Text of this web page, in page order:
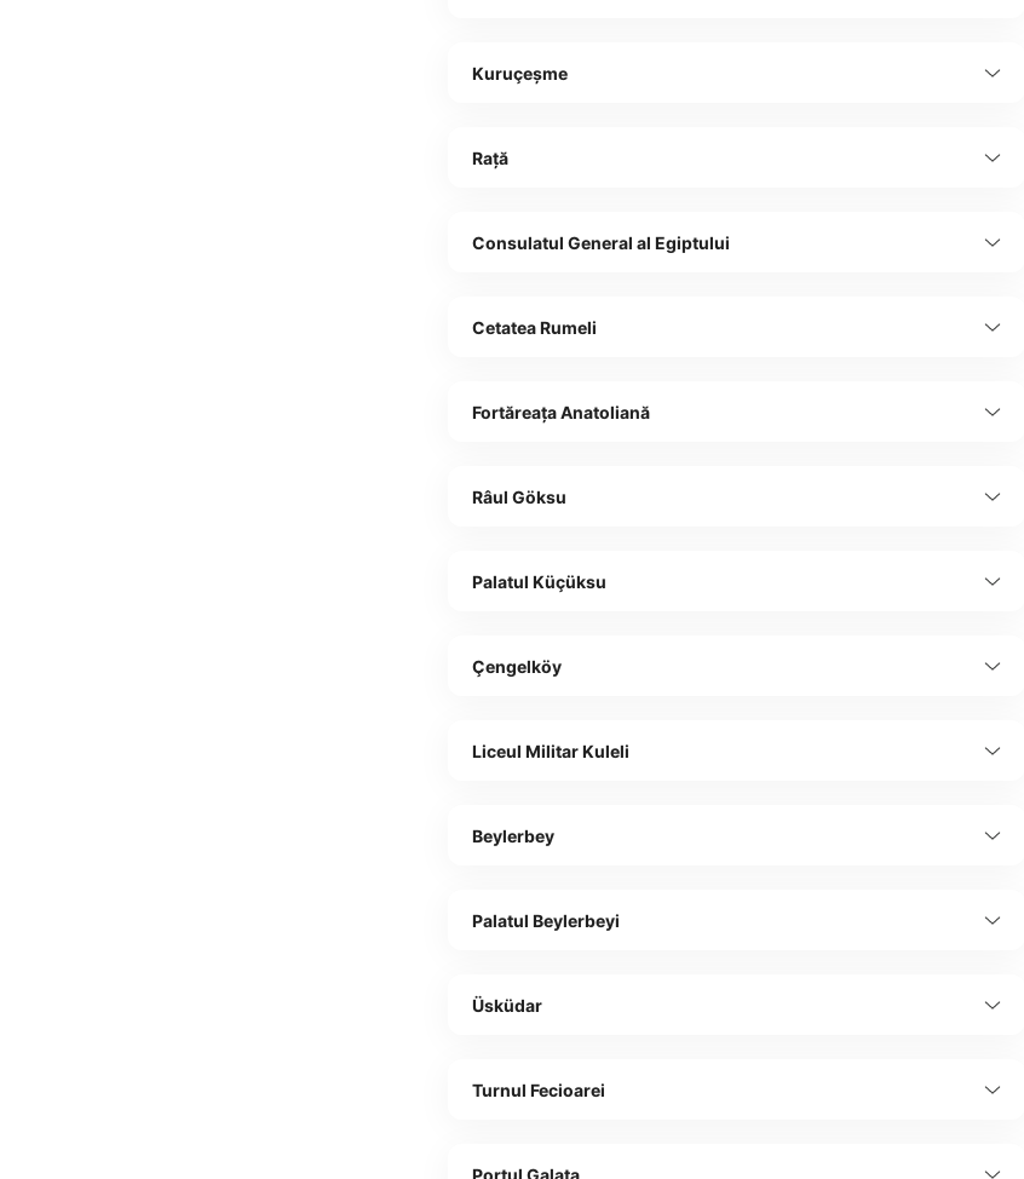
Kuruçeșme
Rață
Consulatul General al Egiptului
Cetatea Rumeli
Fortăreața Anatoliană
Râul Göksu
Palatul Küçüksu
Çengelköy
Liceul Militar Kuleli
Beylerbey
Palatul Beylerbeyi
Üsküdar
Turnul Fecioarei
Portul Galata